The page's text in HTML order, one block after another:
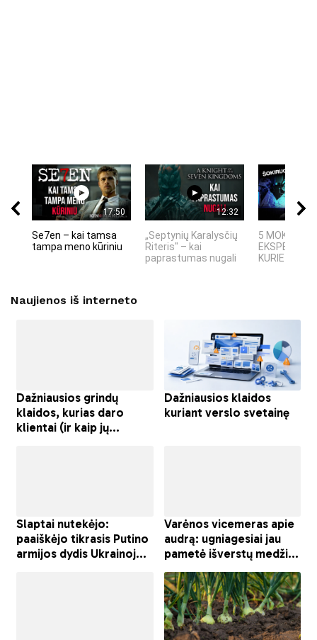
17:50
Se7en – kai tamsa
tampa meno kūriniu
12:32
„Septynių Karalysčių
Riteris" – kai
paprastumas nugali
5 MOKSLINIAI
KURIE
Naujienos iš interneto